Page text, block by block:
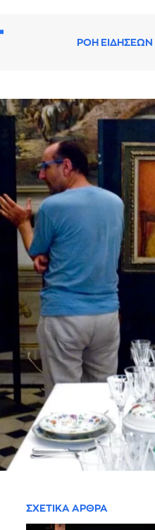
ΡΟΗ ΕΙΔΗΣΕΩΝ
ΣΧΕΤΙΚΑ ΑΡΘΡΑ